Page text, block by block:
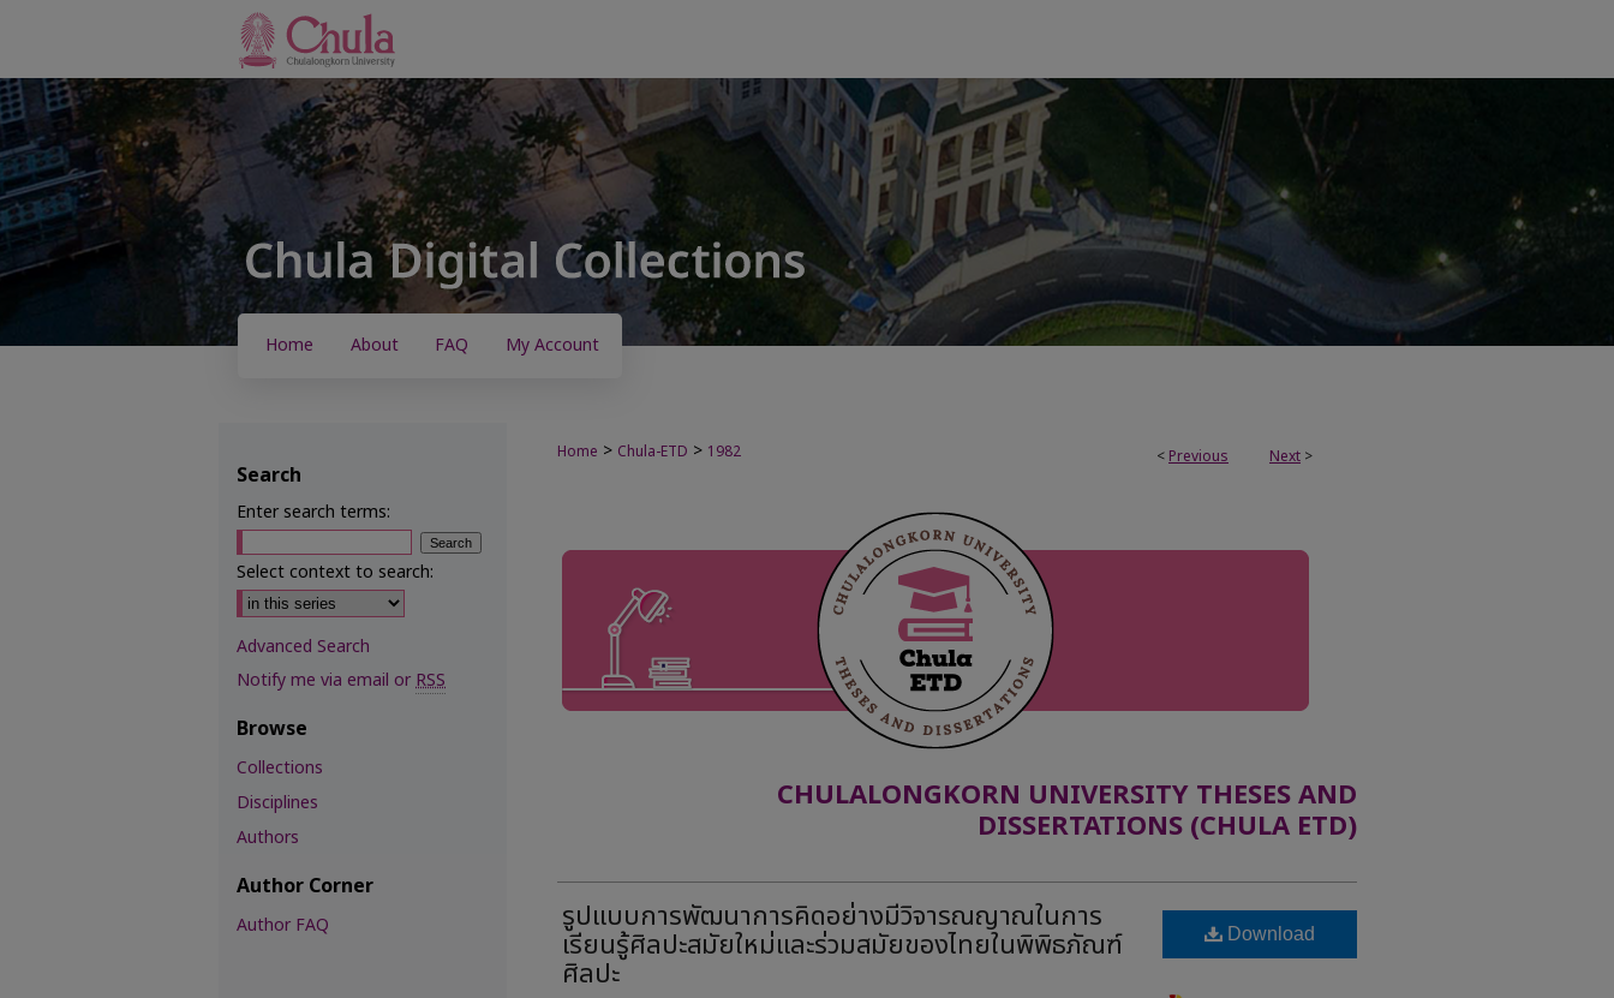
Home About FAQ My Account
< Previous Next >
Home > Chula-ETD > 1982
CHULALONGKORN UNIVERSITY THESES AND
DISSERTATIONS (CHULA ETD)
รูปแบบการพัฒนาการคิดอย่างมีวิจารณญาณในการ
เรียนรู้ศิลปะสมัยใหม่และร่วมสมัยของไทยในพิพิธภัณฑ์
ศิลปะ
Download
Search
Enter search terms:
Select context to search:
Advanced Search
Notify me via email orRSS
Browse
Collections
Disciplines
Authors
Author Corner
Author FAQ